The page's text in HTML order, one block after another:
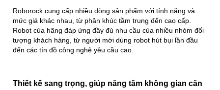
Roborock cung cấp nhiều dòng sản phẩm với tính năng và
mức giá khác nhau, từ phân khúc tầm trung đến cao cấp.
Robot của hãng đáp ứng đầy đủ nhu cầu của nhiều nhóm đối
tượng khách hàng, từ người mới dùng robot hút bụi lần đầu
đến các tín đồ công nghệ yêu cầu cao.
Thiết kế sang trọng, giúp nâng tầm không gian căn